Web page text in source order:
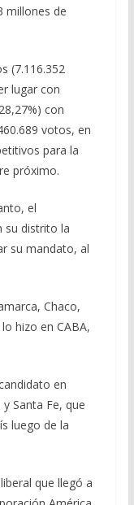
millones de
(7.116.352
lugar con
con
votos, en
para la
próximo.
el
su distrito la
su mandato, al
Chaco,
hizo en CABA,
en
Santa Fe, que
luego de la
que llegó a